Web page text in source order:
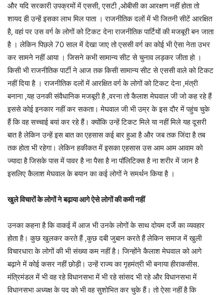
और यदि सरकारी उपक्रमों में एससी, एसटी ,ओबीसी का आरक्षण नहीं होता तो
शायद ही उन्हें इसका लाभ मिल पाता । राजनीतिक दलों में भी जितनी सीटें आरक्षित
है, वहां पर उस वर्ग के लोगों को टिकट देना राजनीतिक पार्टियों की मजबूरी बन जाता
है । लेकिन पिछले 70 साल में देखा जाए तो एससी वर्ग का कोई भी ऐसा नेता उभर
कर सामने नहीं आया । जिसने कभी सामान्य सीट से चुनाव लड़कर जीता हो ।
किसी भी राजनीतिक पार्टी ने आज तक किसी सामान्य सीट से एससी वाले को टिकट
नहीं दिया है । राजनीतिक दलों में आरक्षित वर्ग के लोगों को टिकट देना ,मंत्री
बनाना ,यह उनकी संवैधानिक मजबूरी है ,वरना तो कैलाश मेघवाल जी जो कह रहे हैं
इससे कोई इनकार नहीं कर सकता। मेघवाल जी भी उम्र के इस दौर में पहुंच चुके
हैं कि वह सच्चाई बयां कर रहे हैं। क्योंकि उन्हें टिकट मिले या नहीं मिले यह दूसरी
बात है लेकिन उन्हें इस बात का एहसास कई बार हुआ है और जब तक जिंदा है तब
तक होता भी रहेगा। लेकिन हकीकत में इसका एहसास उस आम आम आवाम को
ज्यादा है जिसके पास में पावर है ना पैसा है ना पॉलिटिक्स है ना शरीर में जान है
इसलिए कैलाश मेघवाल के बयान का कई लोगों ने समर्थन किया है ।
खुले विचारों के लोगों ने बढ़ाया आगे ऐसे लोगों की कमी नहीं
उनका कहना है कि वाकई में आज भी उनके लोगों के साथ दोयम दर्जे का व्यवहार
होता है। कुछ खुलकर करते हैं ,कुछ दबी जुबान करते हैं लेकिन समाज में खुली
विचारधारा के लोगों की भी संख्या कम नहीं है। जिन्होंने कैलाश मेघवाल को आगे
बढ़ाने में कोई कसर नहीं छोड़ी। उन्हें राज्य का गृहमंत्री भी बनाया हीराकसीस.
मंत्रिमंडल में भी वह रहे विधानसभा में भी रहे सांसद भी रहे और विधानसभा में
विधानसभा अध्यक्ष के पद को भी वह सुशोभित कर चुके हैं। तो ऐसा नहीं है कि